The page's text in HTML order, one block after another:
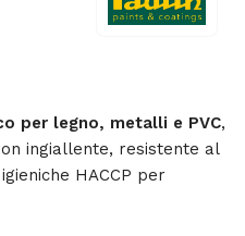
per legno, metalli e PVC,
ingiallente, resistente al
HACCP per